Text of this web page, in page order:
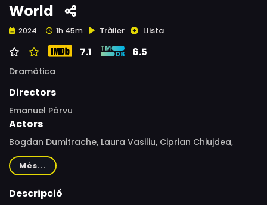
World
2024 1h 45m Tràiler Llista
7.1 6.5
Dramàtica
Directors
Emanuel Pârvu
Actors
Bogdan Dumitrache, Laura Vasiliu, Ciprian Chiujdea,
Valeriu Andriuță, Adrian Titieni, Ingrid Micu-Berescu,
Richard Bovnoczki, Vlad Brumaru, Alina Berzunțeanu,
Gabriel Radu, Daniela Vitcu, Miruna Soare, Vlad Crudu,
Més...
Descripció